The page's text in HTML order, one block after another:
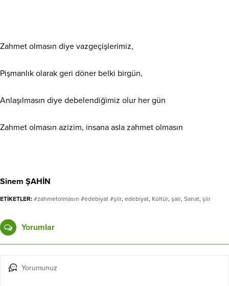
Zahmet olmasın diye vazgeçişlerimiz,
Pişmanlık olarak geri döner belki birgün,
Anlaşılmasın diye debelendiğimiz olur her gün
Zahmet olmasın azizim, insana asla zahmet olmasın
Sinem ŞAHİN
ETİKETLER: #zahmetolmasın #edebiyat #şiir, edebiyat, Kültür, şair, Sanat, şiir
Yorumlar